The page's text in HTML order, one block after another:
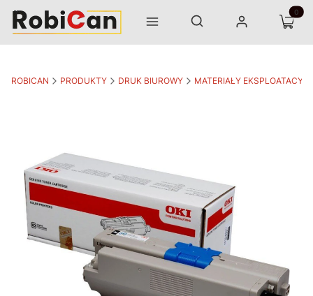
Menu Otwórz wyszukiwarkę
Szukaj Zaloguj się Koszyk
ROBICAN PRODUKTY DRUK BIUROWY MATERIAŁY